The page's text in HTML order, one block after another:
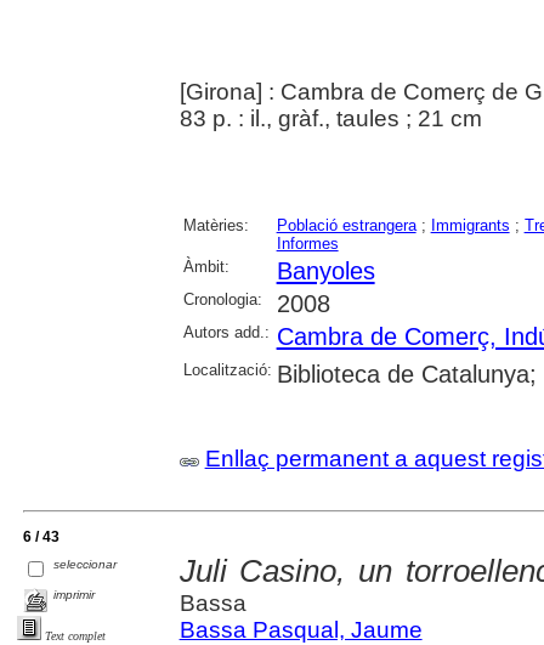
[Girona] : Cambra de Comerç de
83 p. : il., gràf., taules ; 21 cm
Matèries: Població estrangera; Immigrants ;
Informes
Àmbit:
Banyoles
Cronologia: 2008
Autors add.: Cambra de Comerç,
Localització: Biblioteca de
Enllaç permanent a aquest
6 / 43
seleccionar
imprimir
Text complet
Juli Casino, un
Bassa
Bassa Pasqual, Jaume